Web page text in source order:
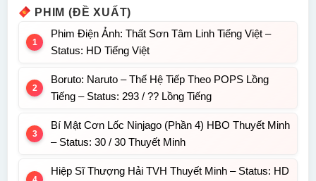
PHIM (ĐỀ XUẤT)
Phim Điện Ảnh: Thất Sơn Tâm Linh Tiếng Việt –
Status: HD Tiếng Việt
Boruto: Naruto – Thế Hệ Tiếp Theo POPS Lồng
Tiếng – Status: 293 / ?? Lồng Tiếng
Bí Mật Cơn Lốc Ninjago (Phần 4) HBO Thuyết Minh
– Status: 30 / 30 Thuyết Minh
Hiệp Sĩ Thượng Hải TVH Thuyết Minh – Status: HD